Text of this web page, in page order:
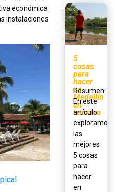
económica
instalaciones
5
cosas
para
hacer
en
Medellín
en
semana
Resumen:
En este
artículo
exploramos
las
mejores
5 cosas
para
hacer
en